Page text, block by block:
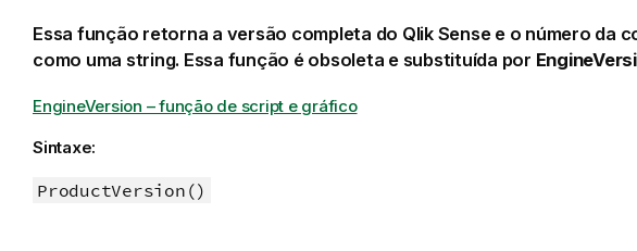
Essa função retorna a versão completa do Qlik Sensee o número da
como uma string. Essa função é obsoleta e substituída por
EngineVersion – função de script e gráfico
Sintaxe:
ProductVersion()